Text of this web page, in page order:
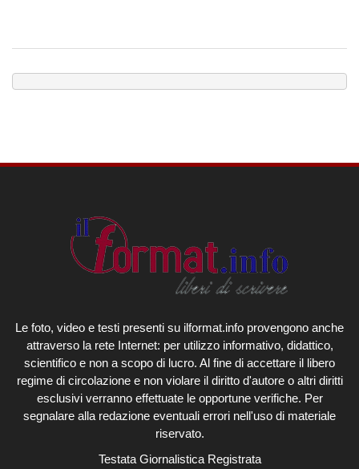
Le foto, video e testi presenti su ilformat.info provengono anche
attraverso la rete Internet: per utilizzo informativo, didattico,
scientifico e non a scopo di lucro. Al fine di accettare il libero
regime di circolazione e non violare il diritto d'autore o altri diritti
esclusivi verranno effettuate le opportune verifiche. Per
segnalare alla redazione eventuali errori nell'uso di materiale
riservato.
Testata Giornalistica Registrata